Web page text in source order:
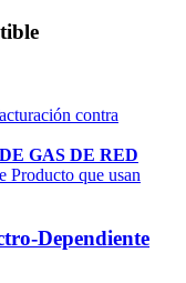
contra
GAS DE RED
Producto que usan
Dependiente